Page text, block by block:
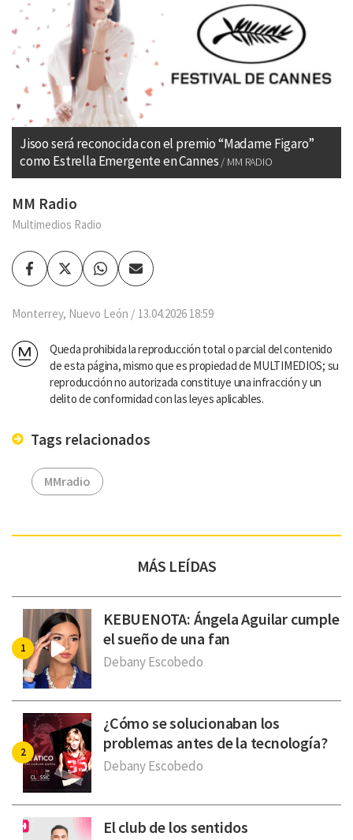
Jisoo será reconocida con el premio “Madame Figaro”
como Estrella Emergente en Cannes
MM RADIO
MM Radio
Multimedios Radio
FacebookTwitterWhatsapp
Enviar
por
Monterrey, Nuevo León 13.04.2026 18:59
Queda prohibida la reproducción total o parcial del contenido
de esta página, mismo que es propiedad de MULTIMEDIOS; su
reproducción no autorizada constituye una infracción y un
delito de conformidad con las leyes aplicables.
Tags relacionados
MMradio
MÁS LEÍDAS
KEBUENOTA: Ángela Aguilar cumple
el sueño de una fan
Debany Escobedo
¿Cómo se solucionaban los
problemas antes de la tecnología?
Debany Escobedo
El club de los sentidos